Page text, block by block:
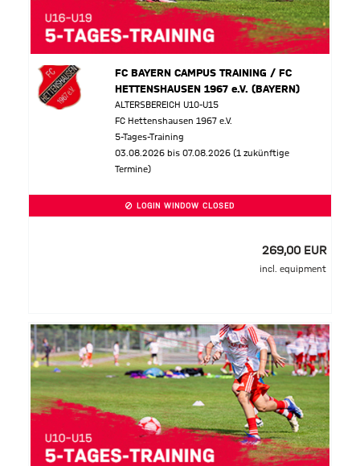
FC BAYERN CAMPUS TRAINING / FC
HETTENSHAUSEN 1967 e.V. (BAYERN)
ALTERSBEREICH U10-U15
FC Hettenshausen 1967 e.V.
5-Tages-Training
03.08.2026 bis 07.08.2026 (1 zukünftige
Termine)
LOGIN WINDOW CLOSED
269,00 EUR
incl. equipment